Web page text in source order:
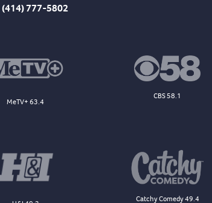
(414) 777-5802
MeTV+ 63.4
CBS 58.1
Catchy Comedy 49.4